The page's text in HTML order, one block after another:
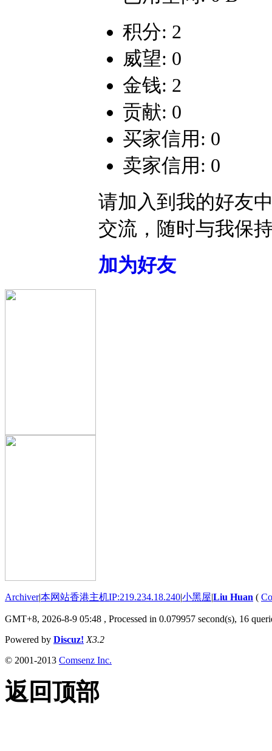
积分: 2
威望: 0
金钱: 2
贡献: 0
买家信用: 0
卖家信用: 0
请加入到我的好友
交流，随时与我保
加为好友
Archiver|本网站香港主机IP:219.234.18.240|小黑屋|Liu Huan (
GMT+8, 2026-8-9 05:48 , Processed in 0.079957 second(s), 16
Powered by Discuz! X3.2
© 2001-2013 Comsenz Inc.
返回顶部